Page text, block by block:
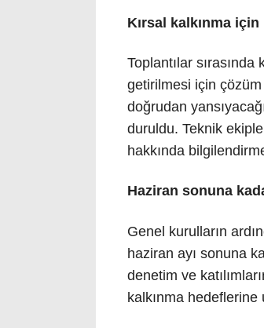
Kırsal kalkınma
Toplantılar
getirilmesi için çözüm
doğrudan
duruldu. Teknik
hakkında
Haziran sonuna
Genel kurulların
haziran ayı sonuna
denetim ve
kalkınma hedeflerine